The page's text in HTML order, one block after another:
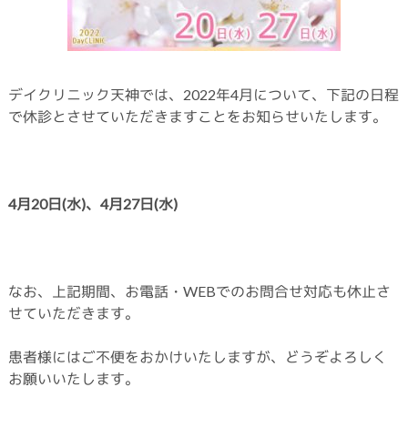
デイクリニック天神では、2022年4月について、下記の日程
で休診とさせていただきますことをお知らせいたします。
4月20日(水)、4月27日(水)
なお、上記期間、お電話・WEBでのお問合せ対応も休止さ
せていただきます。
患者様にはご不便をおかけいたしますが、どうぞよろしく
お願いいたします。